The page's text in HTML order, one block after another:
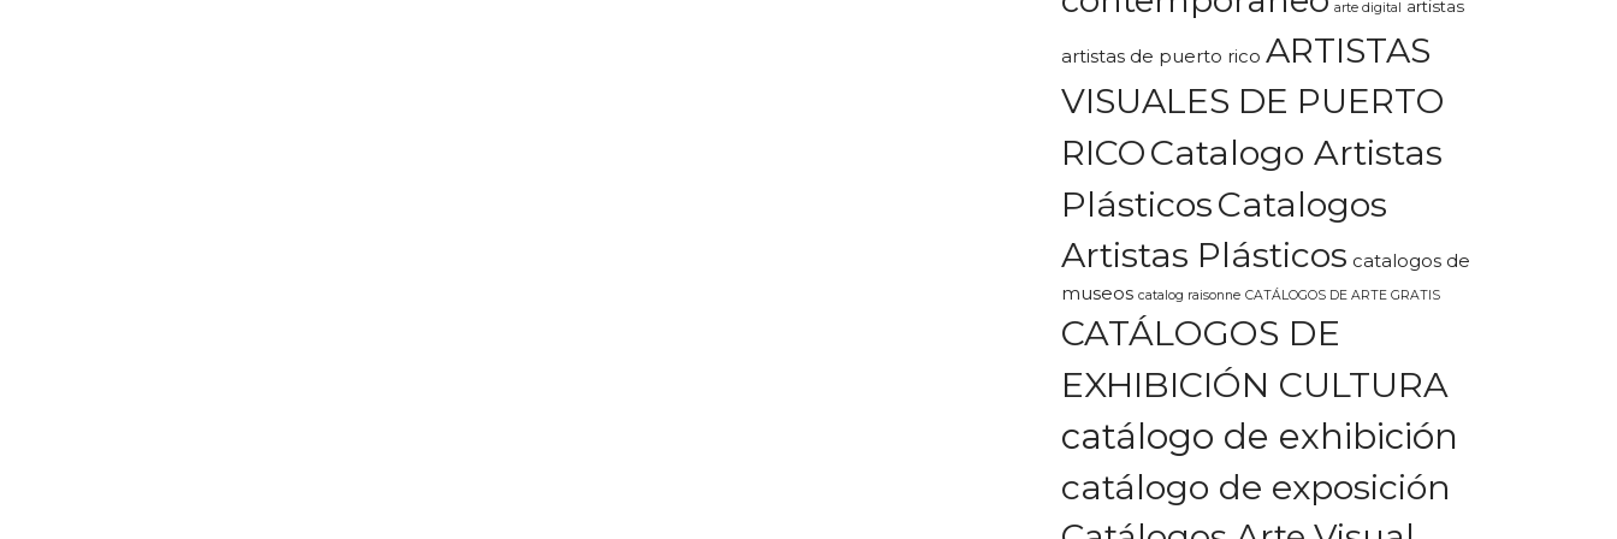
arte digital artistas
artistas de puerto rico ARTISTAS
VISUALES DE PUERTO
RICOCatalogo Artistas
PlásticosCatalogos
Artistas Plásticos catalogos de
museos catalog raisonne CATÁLOGOS DE ARTE GRATIS
CATÁLOGOS DE
EXHIBICIÓN CULTURA
catálogo de exhibición
catálogo de exposición